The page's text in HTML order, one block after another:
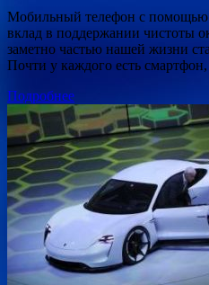
Мобильный телефон с помощью
вклад в поддержании чистоты
заметно частью нашей жизни
Почти у каждого есть
Подробнее